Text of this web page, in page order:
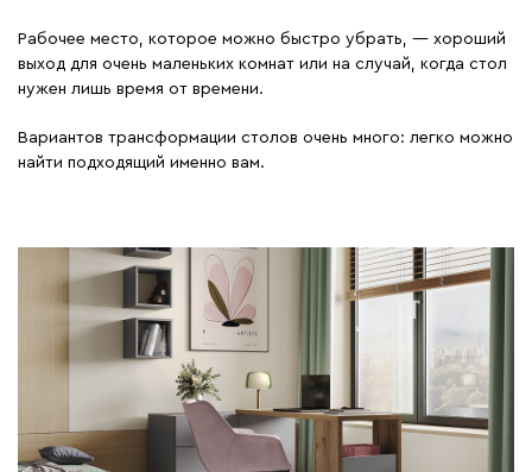
Рабочее место, которое можно быстро убрать, — хороший
выход для очень маленьких комнат или на случай, когда стол
нужен лишь время от времени.
Вариантов трансформации столов очень много: легко можно
найти подходящий именно вам.